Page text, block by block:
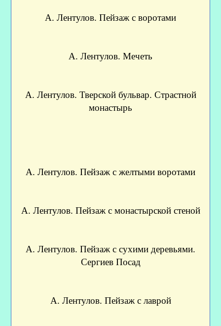
А. Лентулов. Пейзаж с воротами
А. Лентулов. Мечеть
А. Лентулов. Тверской бульвар. Страстной
монастырь
А. Лентулов. Пейзаж с желтыми воротами
А. Лентулов. Пейзаж с монастырской стеной
А. Лентулов. Пейзаж с сухими деревьями.
Сергиев Посад
А. Лентулов. Пейзаж с лаврой